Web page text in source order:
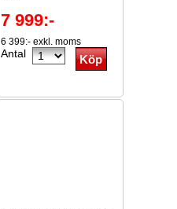
7 999:-
6 399:- exkl. moms
Antal